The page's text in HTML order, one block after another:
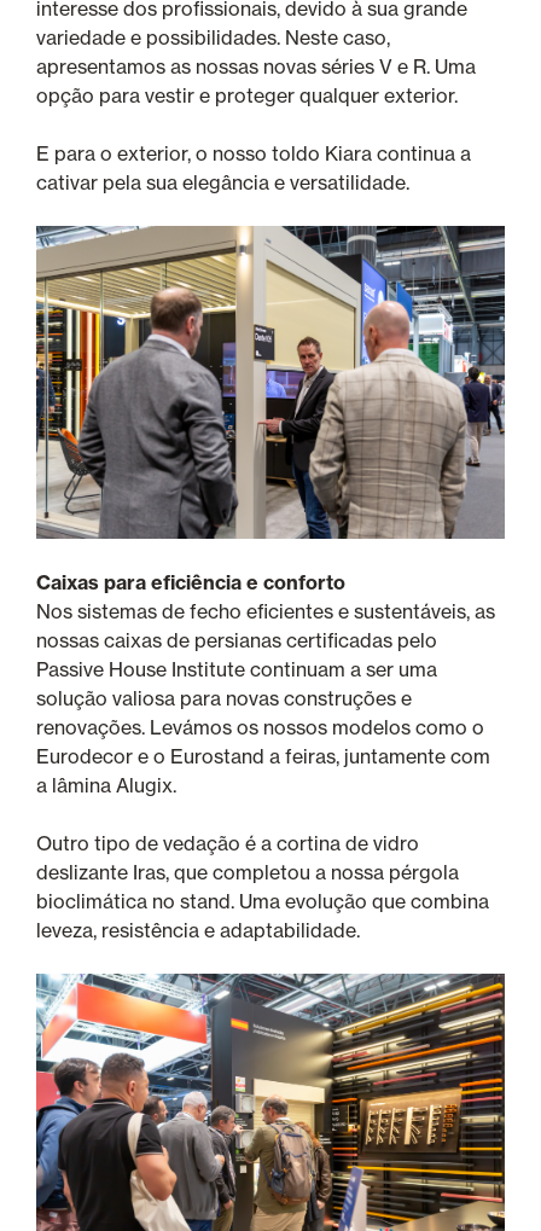
interesse dos profissionais, devido à sua grande
variedade e possibilidades. Neste caso,
apresentamos as nossas novas séries V e R. Uma
opção para vestir e proteger qualquer exterior.
E para o exterior, o nosso toldo Kiara continua a
cativar pela sua elegância e versatilidade.
Caixas para eficiência e conforto
Nos sistemas de fecho eficientes e sustentáveis, as
nossas caixas de persianas certificadas pelo
Passive House Institute continuam a ser uma
solução valiosa para novas construções e
renovações. Levámos os nossos modelos como o
Eurodecor e o Eurostand a feiras, juntamente com
a lâmina Alugix.
Outro tipo de vedação é a cortina de vidro
deslizante Iras, que completou a nossa pérgola
bioclimática no stand. Uma evolução que combina
leveza, resistência e adaptabilidade.